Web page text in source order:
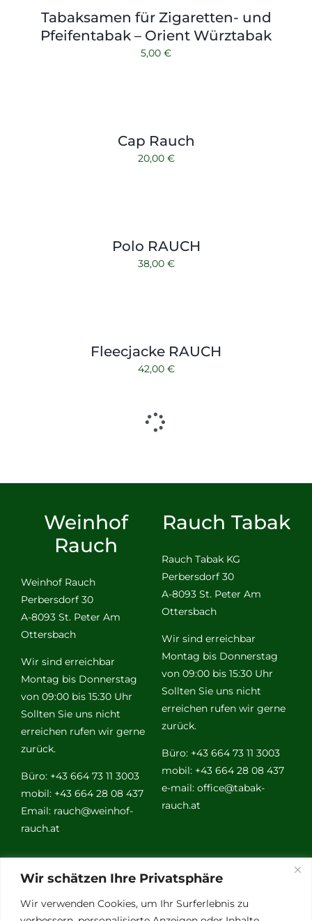
Wir schätzen Ihre Privatsphäre
Wir verwenden Cookies, um Ihr Surferlebnis zu
Tabaksamen für Zigaretten- und
Pfeifentabak – Orient Würztabak
5,00 €
Cap Rauch
20,00 €
Polo RAUCH
38,00 €
Fleecjacke RAUCH
42,00 €
Weinhof
Rauch
Weinhof Rauch
Perbersdorf 30
A-8093 St. Peter Am
Ottersbach
Wir sind erreichbar
Montag bis Donnerstag
von 09:00 bis 15:30 Uhr
Sollten Sie uns nicht
erreichen rufen wir gerne
zurück.
Büro: +43 664 73 11 3003
mobil: +43 664 28 08 437
Email: rauch@weinhof-
rauch.at
Rauch Tabak
Rauch Tabak KG
Perbersdorf 30
A-8093 St. Peter Am
Ottersbach
Wir sind erreichbar
Montag bis Donnerstag
von 09:00 bis 15:30 Uhr
Sollten Sie uns nicht
erreichen rufen wir gerne
zurück.
Büro: +43 664 73 11 3003
mobil: +43 664 28 08 437
e-mail: office@tabak-
rauch.at
Weitere
Links